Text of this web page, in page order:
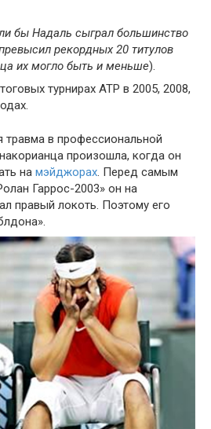
бы Надаль сыграл большинство
рекордных 20 титулов
их могло быть и меньше).
турнирах ATP в 2005, 2008,
травма в профессиональной
произошла, когда он
на мэйджорах. Перед самым
Гаррос-2003» он на
правый локоть. Поэтому его